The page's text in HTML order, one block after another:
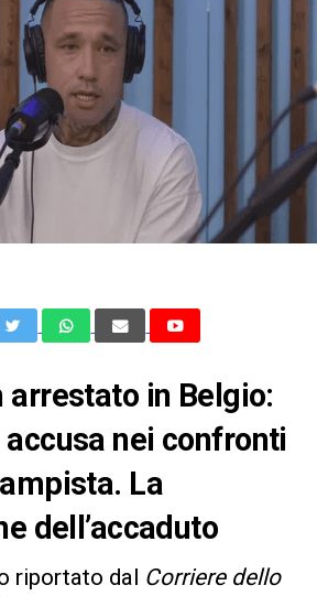
arrestato in Belgio:
nei confronti
La
dell’accaduto
riportato dal Corriere dello